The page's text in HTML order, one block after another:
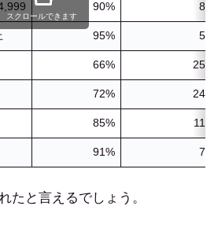
90% 8%
95% 5%
66% 25%
72% 24%
85% 11%
91% 7%
スクロールできます
たと言えるでしょう。